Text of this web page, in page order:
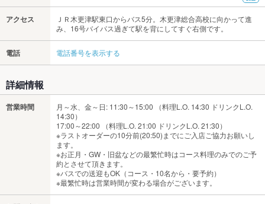
アクセス
ＪＲ木更津駅東口からバス5分。木更津総合高校に向かって進
み、16号バイパス過ぎて駅を背にしてすぐ右側です。
電話 電話番号を表示する
詳細情報
営業時間
月～水、金～日: 11:30～15:00 （料理L.O. 14:30 ドリンクL.O.
14:30）
17:00～22:00 （料理L.O. 21:00 ドリンクL.O. 21:30）
※ラストオーダーの10分前(20:50)までにご入店ご協力お願いし
ます。
※お正月・GW・旧盆などの最繁忙時はコース料理のみでのご予
約とさせて頂きます。
※バスでの送迎もOK（コース・10名から・要予約）
※最繁忙時は営業時間が変わる場合がございます。